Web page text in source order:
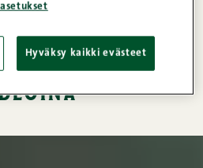
eli
ohje
Hyväksy kaikki evästeet